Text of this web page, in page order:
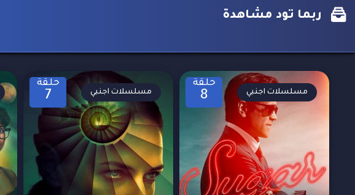
ربما تود مشاهدة
حلقة
8 مسلسلات اجنبي
حلقة
7 مسلسلات اجنبي